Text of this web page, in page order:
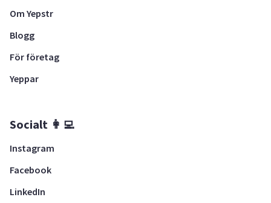
Om Yepstr
Blogg
För företag
Yeppar
Socialt 👩‍💻
Instagram
Facebook
LinkedIn